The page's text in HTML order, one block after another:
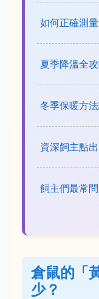
如何正確測
夏季降溫全
冬季保暖方
資深飼主點
飼主們最常
倉鼠的「
少？